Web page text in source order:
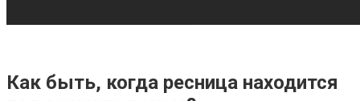
Как быть, когда ресница находится